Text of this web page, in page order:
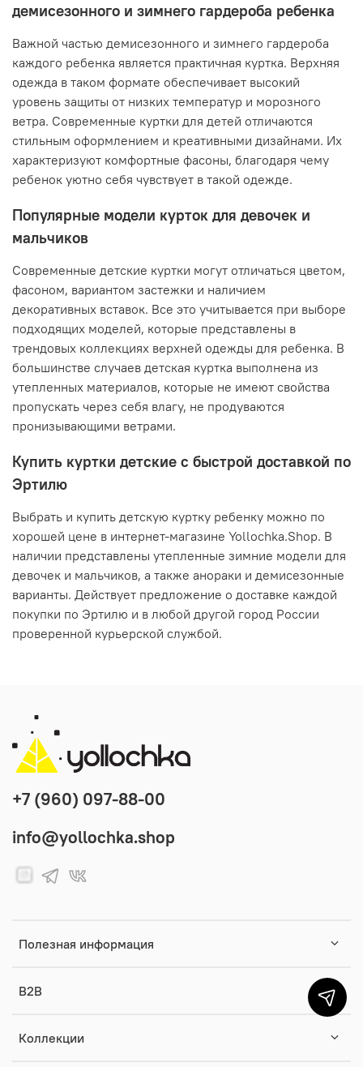
демисезонного и зимнего гардероба ребенка
Важной частью демисезонного и зимнего гардероба
каждого ребенка является практичная куртка. Верхняя
одежда в таком формате обеспечивает высокий
уровень защиты от низких температур и морозного
ветра. Современные куртки для детей отличаются
стильным оформлением и креативными дизайнами. Их
характеризуют комфортные фасоны, благодаря чему
ребенок уютно себя чувствует в такой одежде.
Популярные модели курток для девочек и
мальчиков
Современные детские куртки могут отличаться цветом,
фасоном, вариантом застежки и наличием
декоративных вставок. Все это учитывается при выборе
подходящих моделей, которые представлены в
трендовых коллекциях верхней одежды для ребенка. В
большинстве случаев детская куртка выполнена из
утепленных материалов, которые не имеют свойства
пропускать через себя влагу, не продуваются
пронизывающими ветрами.
Купить куртки детские с быстрой доставкой по
Эртилю
Выбрать и купить детскую куртку ребенку можно по
хорошей цене в интернет-магазине Yollochka.Shop. В
наличии представлены утепленные зимние модели для
девочек и мальчиков, а также анораки и демисезонные
варианты. Действует предложение о доставке каждой
покупки по Эртилю и в любой другой город России
проверенной курьерской службой.
Полезная информация
B2B
Коллекции
+7 (960) 097-88-00
info@yollochka.shop